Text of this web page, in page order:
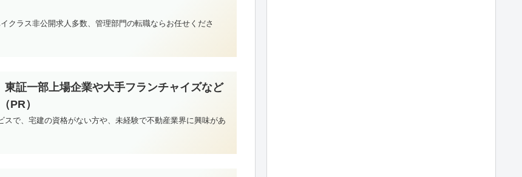
クラス非公開求人多数、管理部門の転職ならお任せくださ
東証一部上場企業や大手フランチャイズなど
PR）
スで、宅建の資格がない方や、未経験で不動産業界に興味があ